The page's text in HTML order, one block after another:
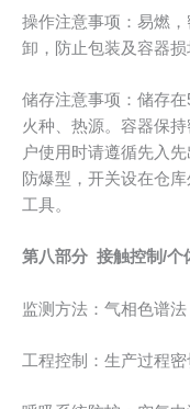
操作注意事项：易燃
卸，防止包装及容器损
储存注意事项：储存
火种、热源。容器保
户使用时请遵循先入
防爆型，开关设在仓
工具。
第八部分 接触控制/个
监测方法：气相色谱法
工程控制：生产过程密